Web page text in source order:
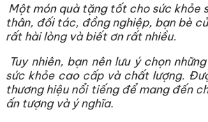
Một món quà tặng tốt cho sức khỏe
thân, đối tác, đồng nghiệp, bạn bè
rất hài lòng và biết ơn rất nhiều.
Tuy nhiên, bạn nên lưu ý chọn
sức khỏe cao cấp và chất lượng.
thương hiệu nổi tiếng để mang đến
ấn tượng và ý nghĩa.